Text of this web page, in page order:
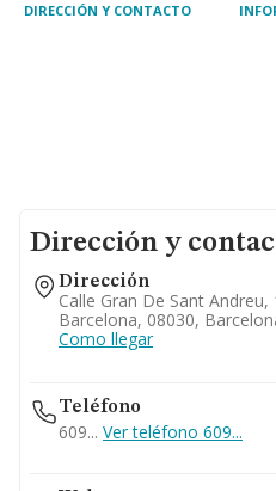
DIRECCIÓN Y CONTACTO
Dirección y
Dirección
Calle Gran De Sant Andreu,
Barcelona, 08030,
Como llegar
Teléfono
609... Ver teléfono 609...
932743330